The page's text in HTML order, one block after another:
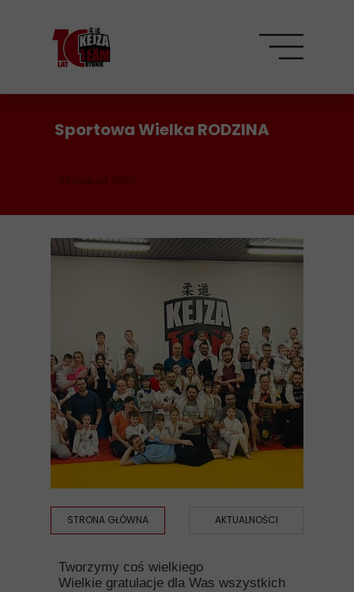
STRONA GŁÓWNA AKTUALNOŚCI
29 marca 2023
Sportowa Wielka RODZINA
Tworzymy coś wielkiego
Wielkie gratulacje dla Was wszystkich